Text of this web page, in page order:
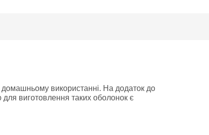
домашньому використанні. На додаток до
виготовлення таких оболонок є